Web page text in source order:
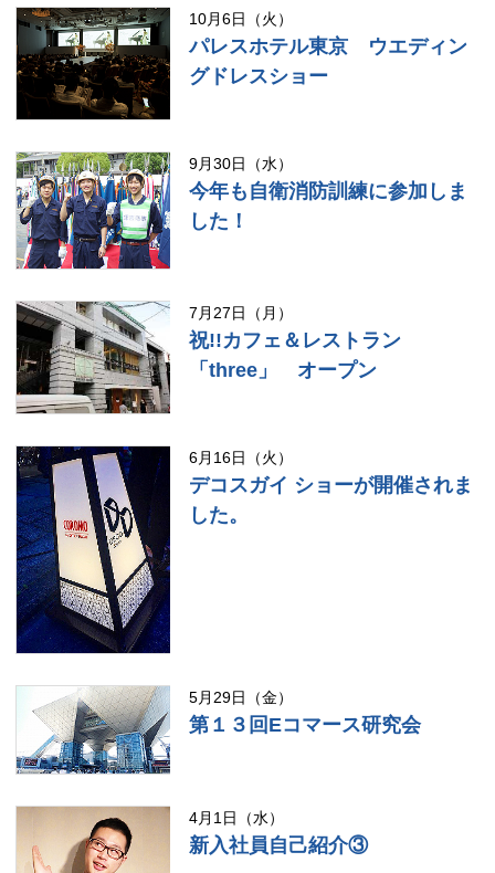
10月6日（火）
パレスホテル東京 ウエディン
グドレスショー
9月30日（水）
今年も自衛消防訓練に参加しま
した！
7月27日（月）
祝!!カフェ＆レストラン
「three」 オープン
6月16日（火）
デコスガイ ショーが開催されま
した。
5月29日（金）
第１３回Eコマース研究会
4月1日（水）
新入社員自己紹介③